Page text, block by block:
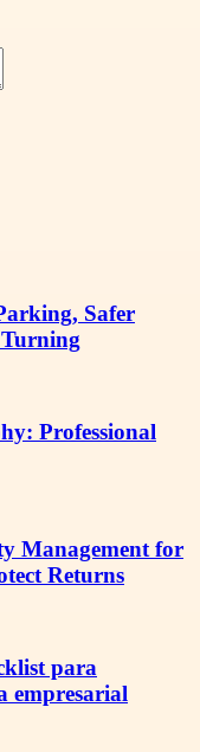
Safer
Professional
Management for
Returns
para
empresarial